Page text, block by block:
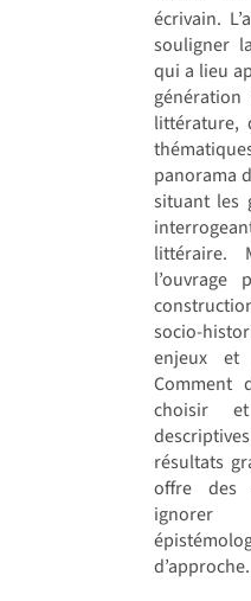
écrivain.
souligner
qui a lieu
littérature,
panorama
situant les
littéraire.
socio-
enjeux et
Comment
choisir
résultats
offre des
ignorer
d’approche.